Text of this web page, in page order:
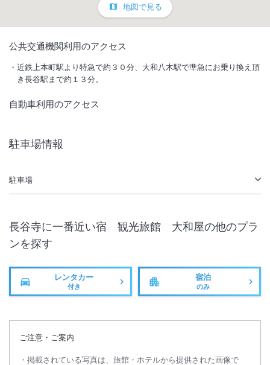
従業員一同、心のこもったサービスをいたします。
地図で見る
公共交通機関利用のアクセス
近鉄上本町駅より特急で約３０分、大和八木駅で準急にお乗り換え頂
き長谷駅まで約１３分。
自動車利用のアクセス
駐車場情報
駐車場
長谷寺に一番近い宿 観光旅館 大和屋の他のプラ
ンを探す
レンタカー
付き
宿泊
のみ
ご注意・ご案内
掲載されている写真は、旅館・ホテルから提供された画像で